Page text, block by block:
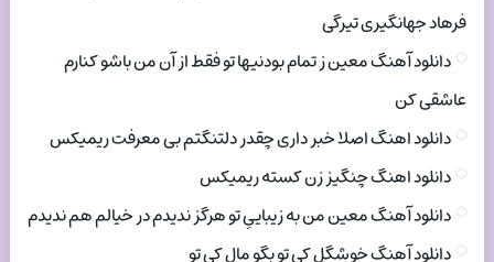
فرهاد جهانگیری تیرگی
دانلود آهنگ معین ز تمام بودنیها تو فقط از آن من باشو کنارم
عاشقی کن
دانلود اهنگ اصلا خبر داری چقدر دلتنگتم بی معرفت ریمیکس
دانلود اهنگ چنگیز زن کسته ریمیکس
دانلود آهنگ معین من به زیباییِ تو هرگز ندیدم در خیالم هم ندیدم
دانلود آهنگ خوشگل کی تو بگو مال کی تو